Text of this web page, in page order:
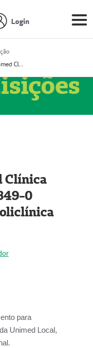
Login
Prestador: Vipmed Clínica Geral Ltda, 51004349-0 (Nome Fantasia: Policlínica Master)
Clínica
0
para
Unimed Local,